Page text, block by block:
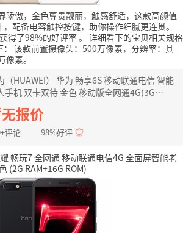
骄傲，金色尊贵靓丽，触感舒适，这款高颜值
配备电容触控按键，助你操作细腻更连贯。
得了98%的好评率。 详细看下的宝贝相关规格
该款前置摄像头：500万像素，分辨率：其
素。
（HUAWEI） 华为 畅享6S 移动联通电信 智能
手机 双卡双待 金色 移动版全网通4G(3G
ROM)
报价
评论 98%好评
畅玩7 全网通 移动联通电信4G 全面屏智能老
(2G RAM+16G ROM)